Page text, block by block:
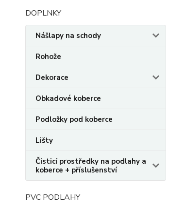
DOPLNKY
Nášlapy na schody
Rohože
Dekorace
Obkadové koberce
Podložky pod koberce
Lišty
Čisticí prostředky na podlahy a
koberce + příslušenství
PVC PODLAHY